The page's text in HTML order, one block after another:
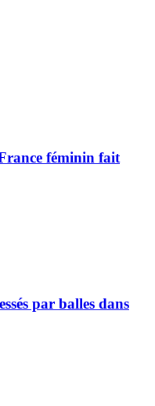
féminin fait
par balles dans